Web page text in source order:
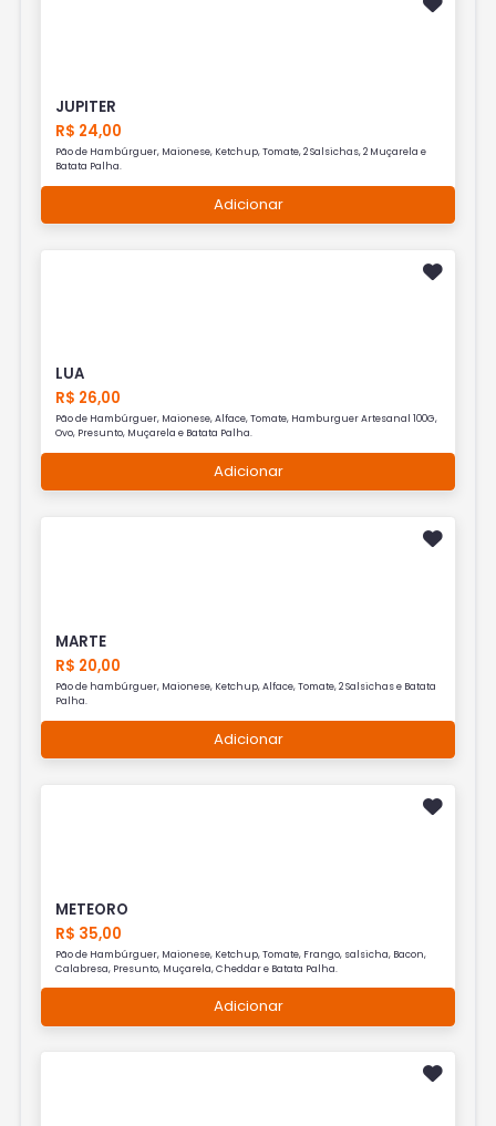
JUPITER
R$ 24,00
Pão de Hambúrguer, Maionese, Ketchup, Tomate, 2 Salsichas, 2 Muçarela e
Batata Palha.
Adicionar
LUA
R$ 26,00
Pão de Hambúrguer, Maionese, Alface, Tomate, Hamburguer Artesanal 100G,
Ovo, Presunto, Muçarela e Batata Palha.
Adicionar
MARTE
R$ 20,00
Pão de hambúrguer, Maionese, Ketchup, Alface, Tomate, 2 Salsichas e Batata
Palha.
Adicionar
METEORO
R$ 35,00
Pão de Hambúrguer, Maionese, Ketchup, Tomate, Frango, salsicha, Bacon,
Calabresa, Presunto, Muçarela, Cheddar e Batata Palha.
Adicionar